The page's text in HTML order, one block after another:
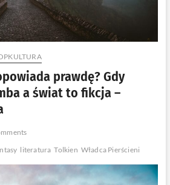
prawdę? Gdy
a świat to fikcja –
literatura Tolkien Władca Pierścieni